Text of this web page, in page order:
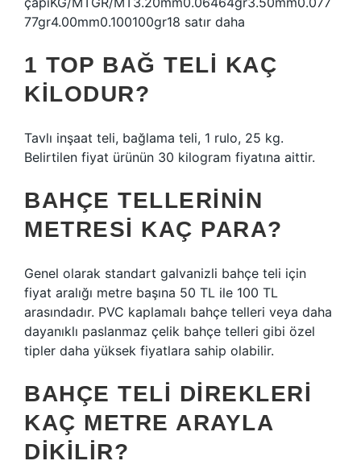
77gr4.00mm0.100100gr18 satır daha
1 TOP BAĞ TELI KAÇ
KILODUR?
Tavlı inşaat teli, bağlama teli, 1 rulo, 25 kg.
Belirtilen fiyat ürünün 30 kilogram fiyatına aittir.
BAHÇE TELLERININ
METRESI KAÇ PARA?
Genel olarak standart galvanizli bahçe teli için
fiyat aralığı metre başına 50 TL ile 100 TL
arasındadır. PVC kaplamalı bahçe telleri veya daha
dayanıklı paslanmaz çelik bahçe telleri gibi özel
tipler daha yüksek fiyatlara sahip olabilir.
BAHÇE TELI DIREKLERI
KAÇ METRE ARAYLA
DIKILIR?